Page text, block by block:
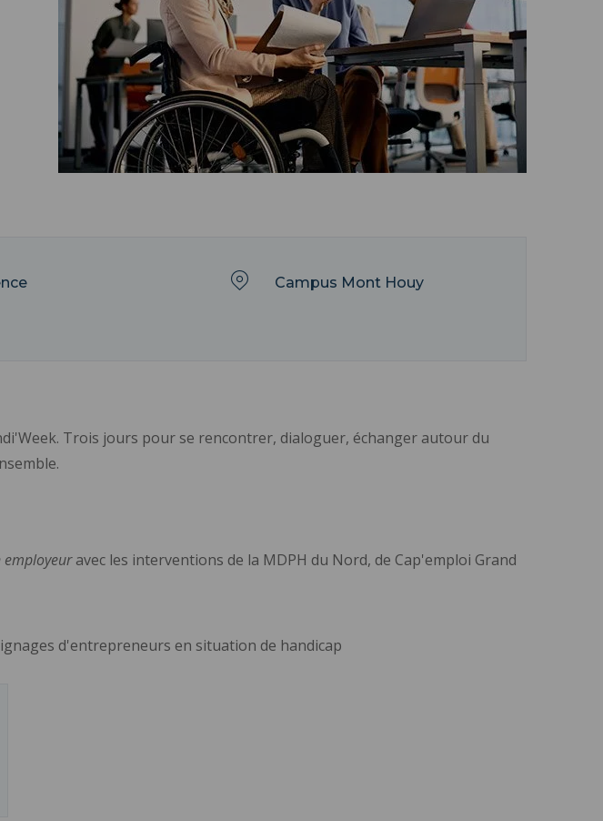
Campus Mont Houy
Trois jours pour se rencontrer, dialoguer, échanger autour du
employeuravec les interventions de la MDPH du Nord, de Cap'emploi Grand
d'entrepreneurs en situation de handicap